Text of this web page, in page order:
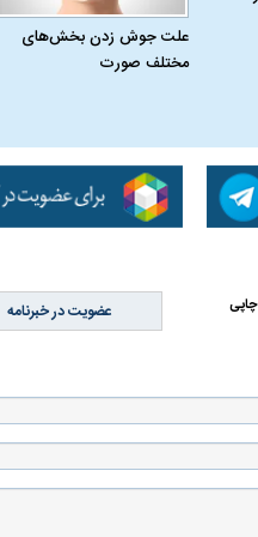
علت جوش زدن بخش‌های
مختلف صورت
عضویت در خبرنامه
آیت‌الله هاشمی
پذیرش قطع نامه۵۹۸
ببینید|
جنگنده